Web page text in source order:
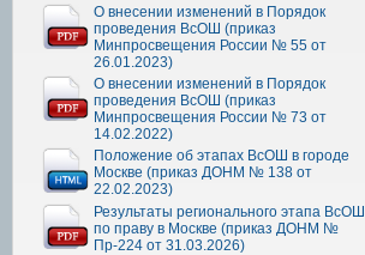
О внесении изменений в Порядок
проведения ВсОШ (приказ
Минпросвещения России № 55 от
26.01.2023)
О внесении изменений в Порядок
проведения ВсОШ (приказ
Минпросвещения России № 73 от
14.02.2022)
Положение об этапах ВсОШ в городе
Москве (приказ ДОНМ № 138 от
22.02.2023)
Результаты регионального этапа ВсОШ
по праву в Москве (приказ ДОНМ №
Пр-224 от 31.03.2026)